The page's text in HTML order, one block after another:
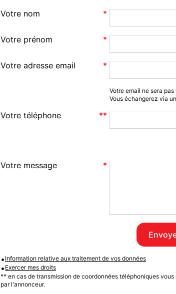
Votre nom
Votre prénom
Votre adresse email
Votre email ne sera
Vous échangerez via
Votre téléphone
Votre message
• Information relative aux traitement de vos données
• Exercer mes droits
** en cas de transmission de coordonnées téléphoniques
par l'annonceur.